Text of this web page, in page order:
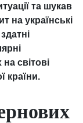
та шукав
на українські
світові
країни.